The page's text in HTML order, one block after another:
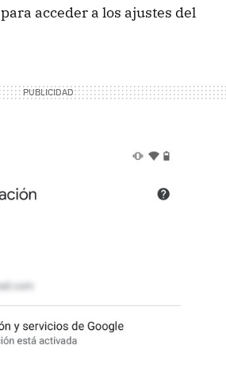
para acceder a los ajustes del